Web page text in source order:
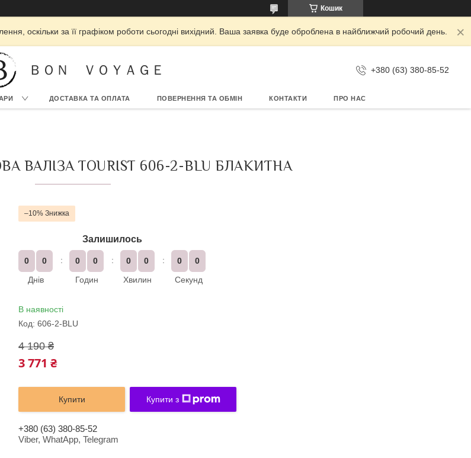
Кошик
оскільки за її графіком роботи сьогодні вихідний. Ваша заявка буде оброблена в найближчий робочий день.
ＢＯＮ ＶＯＹＡＧＥ +380 (63) 380-85-52
ДОСТАВКА ТА ОПЛАТА ПОВЕРНЕННЯ ТА ОБМІН КОНТАКТИ ПРО НАС
ВАЛІЗА TOURIST 606-2-BLU БЛАКИТНА
–10%
Залишилось
0
0
Днів
0
0
Годин
0
0
Хвилин
0
0
Секунд
В наявності
Код: 606-2-BLU
4 190 ₴
3 771 ₴
Купити Купити з
+380 (63) 380-85-52
Viber, WhatApp, Telegram